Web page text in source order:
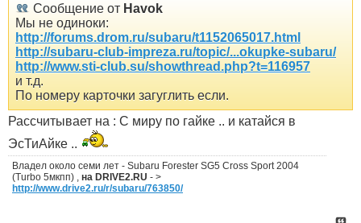
Сообщение от Havok
Мы не одиноки:
http://forums.drom.ru/subaru/t1152065017.html
http://subaru-club-impreza.ru/topic/...okupke-subaru/
http://www.sti-club.su/showthread.php?t=116957
и т.д.
По номеру карточки загуглить если.
Рассчитывает на : С миру по гайке .. и катайся в
ЭсТиАйке ..
Владел около семи лет - Subaru Forester SG5 Cross Sport 2004
(Turbo 5мкпп) , на DRIVE2.RU - >
http://www.drive2.ru/r/subaru/763850/